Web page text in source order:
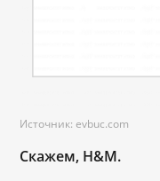
Источник: evbuc.com
Скажем, H&M.